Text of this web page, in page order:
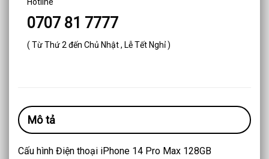
Hotline
0707 81 7777
( Từ Thứ 2 đến Chủ Nhật , Lễ Tết Nghỉ )
Mô tả
Cấu hình Điện thoại iPhone 14 Pro Max 128GB